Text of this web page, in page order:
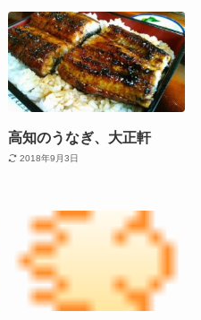
高知のうなぎ、大正軒
2018年9月3日